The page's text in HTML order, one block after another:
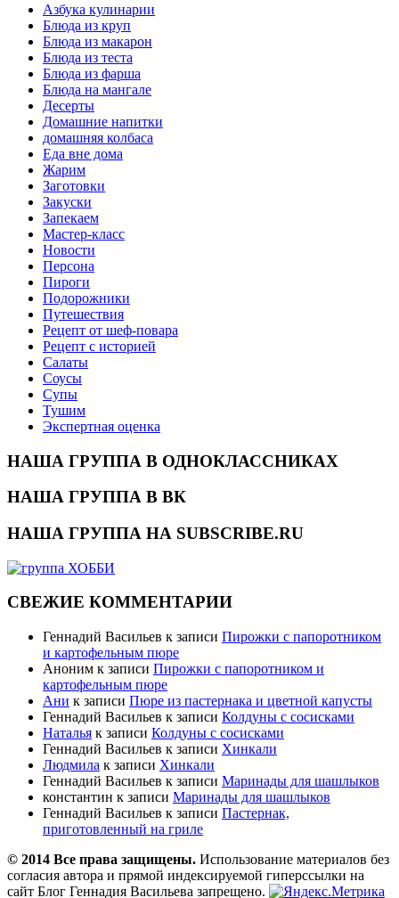
Азбука кулинарии
Блюда из круп
Блюда из макарон
Блюда из теста
Блюда из фарша
Блюда на мангале
Десерты
Домашние напитки
домашняя колбаса
Еда вне дома
Жарим
Заготовки
Закуски
Запекаем
Мастер-класс
Новости
Персона
Пироги
Подорожники
Путешествия
Рецепт от шеф-повара
Рецепт с историей
Салаты
Соусы
Супы
Тушим
Экспертная оценка
НАША ГРУППА В ОДНОКЛАССНИКАХ
НАША ГРУППА В ВК
НАША ГРУППА НА SUBSCRIBE.RU
СВЕЖИЕ КОММЕНТАРИИ
Геннадий Васильев к записи Пирожки с папоротником
и картофельным пюре
Аноним к записи Пирожки с папоротником и
картофельным пюре
Ани к записи Пюре из пастернака и цветной капусты
Геннадий Васильев к записи Колдуны с сосисками
Наталья к записи Колдуны с сосисками
Геннадий Васильев к записи Хинкали
Людмила к записи Хинкали
Геннадий Васильев к записи Маринады для шашлыков
константин к записи Маринады для шашлыков
Геннадий Васильев к записи Пастернак,
приготовленный на гриле
© 2014 Все права защищены. Использование материалов без
согласия автора и прямой индексируемой гиперссылки на
сайт Блог Геннадия Васильева запрещено.